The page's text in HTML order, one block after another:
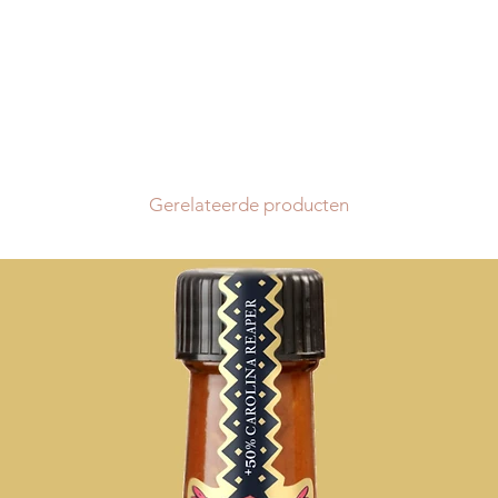
Gerelateerde producten